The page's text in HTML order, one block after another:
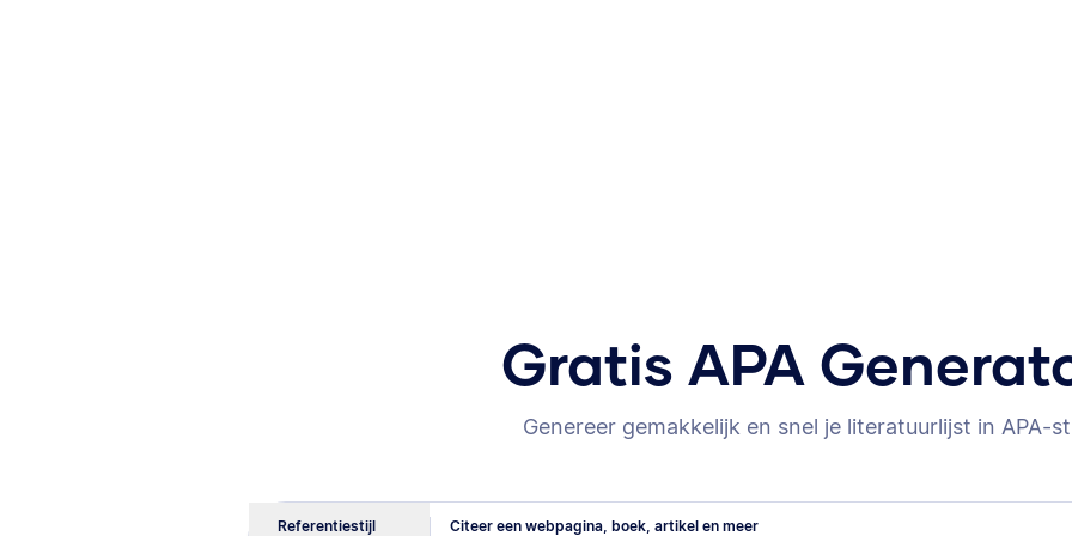
Gratis APA
Genereer gemakkelijk en snel je literatuurlijst in APA-
Citeer een webpagina, boek, artikel en meer
Referentiestijl